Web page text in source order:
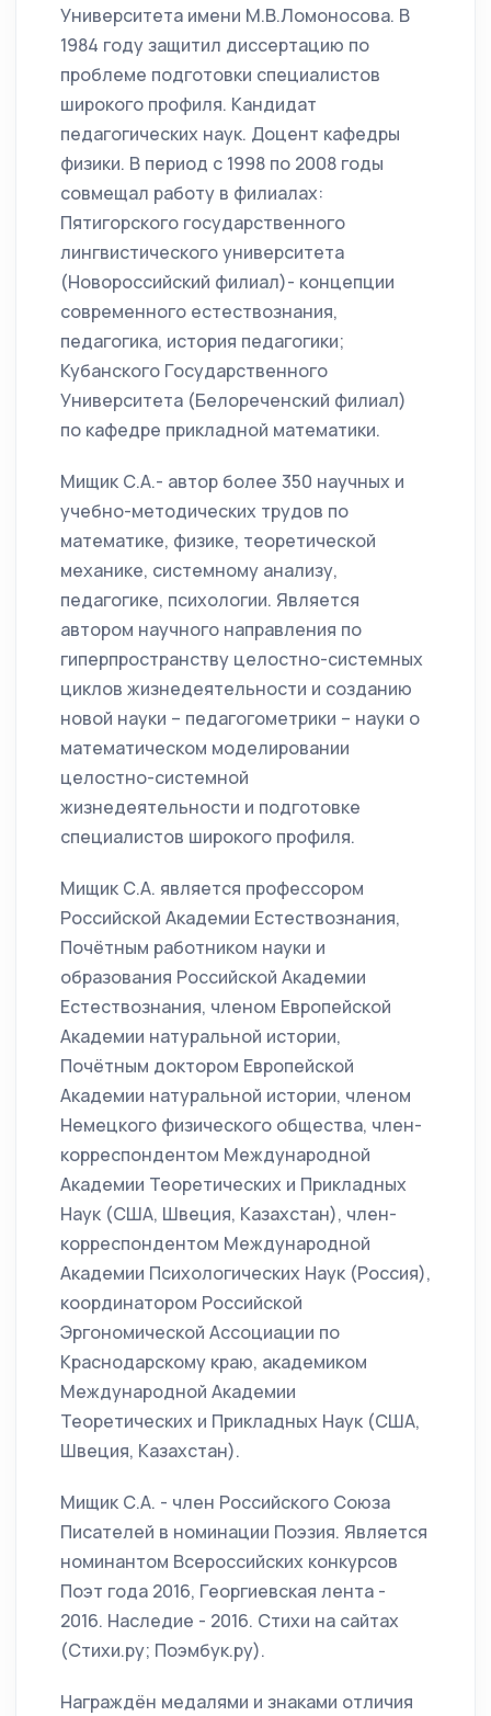
Университета имени М.В.Ломоносова. В
1984 году защитил диссертацию по
проблеме подготовки специалистов
широкого профиля. Кандидат
педагогических наук. Доцент кафедры
физики. В период с 1998 по 2008 годы
совмещал работу в филиалах:
Пятигорского государственного
лингвистического университета
(Новороссийский филиал)- концепции
современного естествознания,
педагогика, история педагогики;
Кубанского Государственного
Университета (Белореченский филиал)
по кафедре прикладной математики.
Мищик С.А.- автор более 350 научных и
учебно-методических трудов по
математике, физике, теоретической
механике, системному анализу,
педагогике, психологии. Является
автором научного направления по
гиперпространству целостно-системных
циклов жизнедеятельности и созданию
новой науки – педагогометрики – науки о
математическом моделировании
целостно-системной
жизнедеятельности и подготовке
специалистов широкого профиля.
Мищик С.А. является профессором
Российской Академии Естествознания,
Почётным работником науки и
образования Российской Академии
Естествознания, членом Европейской
Академии натуральной истории,
Почётным доктором Европейской
Академии натуральной истории, членом
Немецкого физического общества, член-
корреспондентом Международной
Академии Теоретических и Прикладных
Наук (США, Швеция, Казахстан), член-
корреспондентом Международной
Академии Психологических Наук (Россия),
координатором Российской
Эргономической Ассоциации по
Краснодарскому краю, академиком
Международной Академии
Теоретических и Прикладных Наук (США,
Швеция, Казахстан).
Мищик С.А. - член Российского Союза
Писателей в номинации Поэзия. Является
номинантом Всероссийских конкурсов
Поэт года 2016, Георгиевская лента -
2016. Наследие - 2016. Стихи на сайтах
(Стихи.ру; Поэмбук.ру).
Награждён медалями и знаками отличия